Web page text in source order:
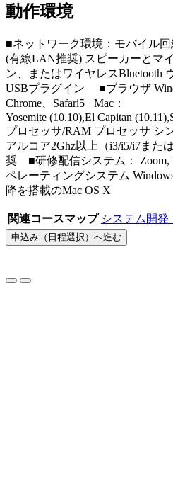
動作環境
■ネットワーク環境：モバイル
(有線LAN推奨) スピーカーとマ
ン、またはワイヤレスBluetooth
USBプラグイン ■ブラウザ
Chrome、Safari5+ Mac：
Yosemite (10.10),El Capitan
プロセッサ/RAM プロセッサ シ
アルコア2Ghz以上（i3/i5/i7また
奨 ■研修配信システム：
ペレーティングシステム
降を搭載のMac OS X
関連コースマップ システム開発
申込み（日程選択）へ進む